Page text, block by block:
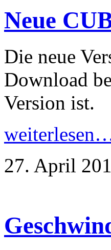
Neue
Die neue
Download
Version ist.
27. April